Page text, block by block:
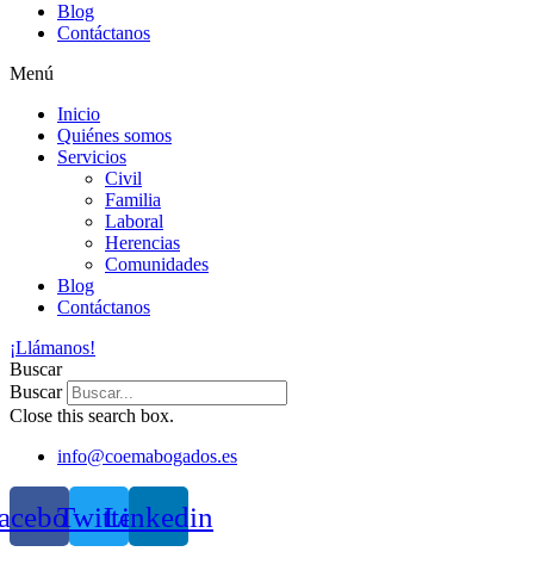
Blog
Contáctanos
Menú
Inicio
Quiénes somos
Servicios
Civil
Familia
Laboral
Herencias
Comunidades
Blog
Contáctanos
¡Llámanos!
Buscar
Buscar
Close this search box.
info@coemabogados.es
TwitterLinkedin